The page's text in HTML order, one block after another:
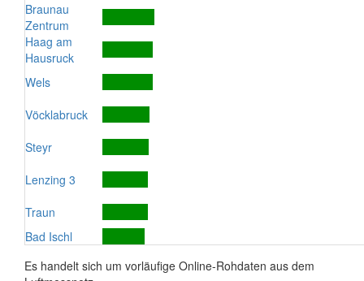
Braunau
Zentrum
Haag am
Hausruck
Wels
Vöcklabruck
Steyr
Lenzing 3
Traun
Bad Ischl
Es handelt sich um vorläufige Online-Rohdaten aus dem